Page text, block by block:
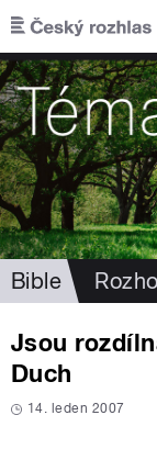
Přejít k hlavnímu
Bible
Jsou
Duch
14. leden 2007